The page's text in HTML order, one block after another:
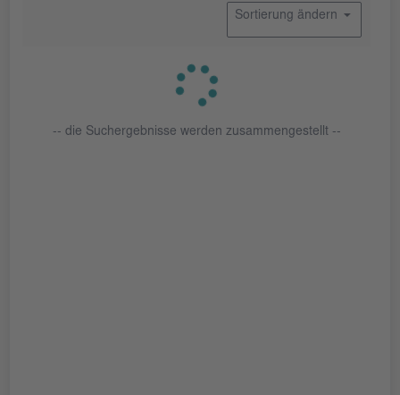
Sortierung ändern
-- die Suchergebnisse werden zusammengestellt --